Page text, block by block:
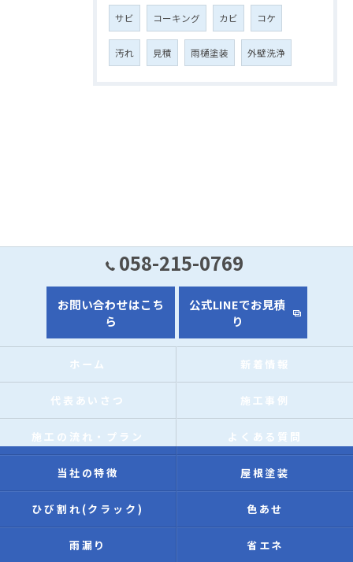
サビ コーキング カビ コケ
汚れ 見積 雨樋塗装 外壁洗浄
058-215-0769
お問い合わせはこち
ら
公式LINEでお見積
り
ホーム 新着情報
代表あいさつ 施工事例
施工の流れ・プラン よくある質問
当社の特徴 屋根塗装
ひび割れ(クラック) 色あせ
雨漏り 省エネ